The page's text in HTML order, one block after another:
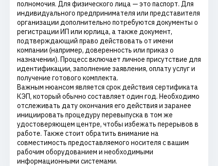
полномочия. Для физического лица — это паспорт. Для
индивидуального предпринимателя или представителя
организации дополнительно потребуются документы о
регистрации ИП или юрлица, а также документ,
подтверждающий право действовать от имени
компании (например, доверенность или приказ о
назначении). Процесс включает личное присутствие для
идентификации, заполнение заявления, оплату услуг и
получение готового комплекта.
Важным нюансом является срок действия сертификата
КЭП, который обычно составляет один год. Необходимо
отслеживать дату окончания его действия и заранее
инициировать процедуру перевыпуска в том же
удостоверяющем центре, чтобы избежать перерывов в
работе. Также стоит обратить внимание на
совместимость предоставляемого носителя с вашим
рабочим оборудованием и необходимыми
информационными системами.